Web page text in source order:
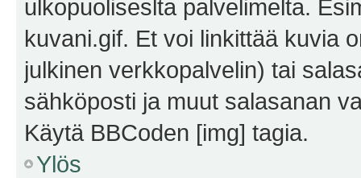
ulkopuoliseslta palvelimelta.
kuvani.gif. Et voi linkittää kuvia
julkinen verkkopalvelin) tai
sähköposti ja muut salasanan
Käytä BBCoden [img] tagia.
Ylös